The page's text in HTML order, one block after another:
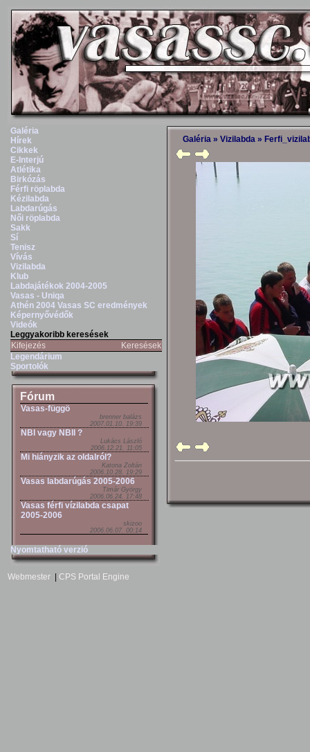
Galéria
Hírek
Cikkek
E-Interjú
Atlétika
Birkózás
Férfi röplabda
Kézilabda
Labdarúgás
Női röplabda
Sakk
Sí
Tenisz
Vívás
Vizilabda
Klub
Labdajátékok 2004-2005
Vasas - Uniqa
Athén 2004 Vasas SC eredmények
Képernyővédők
Videók
Leggyakoribb keresések
Kifejezés
Keresések
Legendárium
Sportolók
Fórum
Vasas-függö
brenner balázs
2007.01.10. 19:39
NBI vagy NBII ?
Lukács László
2006.12.21. 11:05
Mi hiányzik az oldalról?
Katona Zoltán
2006.10.28. 19:29
Vasas labdarúgás 2005-2006
Timár György
2006.06.24. 17:48
Vasas férfi vízilabda csapat
2005-2006
skizoo
2006.06.07. 00:14
Nyomtatható verzió
Galéria » Vizilabda »
Webmester CPS Portal Engine